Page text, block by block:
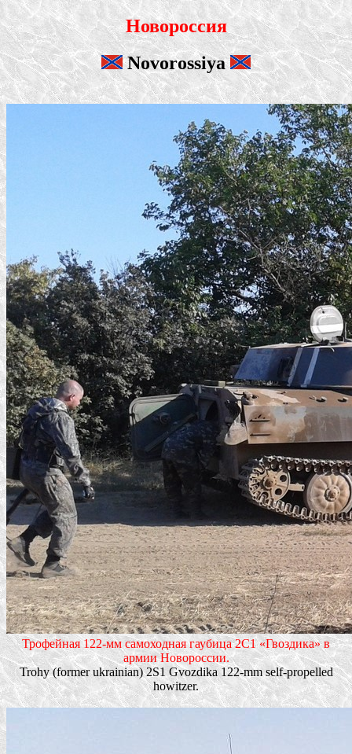
Новороссия
Novorossiya
Трофейная 122-мм самоходная гаубица 2С1 «Гвоздика» в
армии Новороссии.
Trohy (former ukrainian) 2S1 Gvozdika 122-mm self-propelled
howitzer.